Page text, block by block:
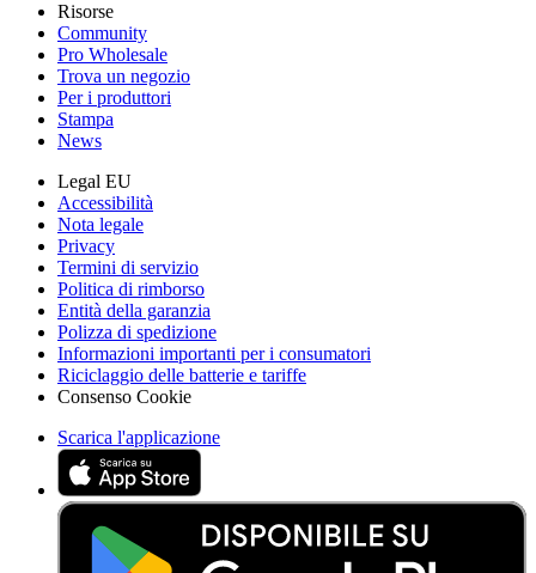
Risorse
Community
Pro Wholesale
Trova un negozio
Per i produttori
Stampa
News
Legal EU
Accessibilità
Nota legale
Privacy
Termini di servizio
Politica di rimborso
Entità della garanzia
Polizza di spedizione
Informazioni importanti per i consumatori
Riciclaggio delle batterie e tariffe
Consenso Cookie
Scarica l'applicazione